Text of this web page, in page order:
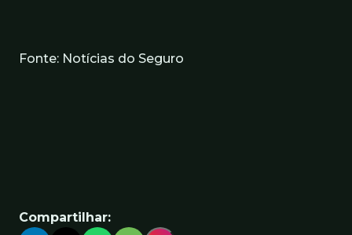
Fonte: Notícias do Seguro
Compartilhar: